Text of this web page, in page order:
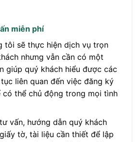
miễn phí
tôi sẽ thực hiện dịch vụ trọn
nhưng vẫn cần có một
giúp quý khách hiểu được các
liên quan đến việc đăng ký
có thể chủ động trong mọi tình
vấn, hướng dẫn quý khách
tờ, tài liệu cần thiết để lập